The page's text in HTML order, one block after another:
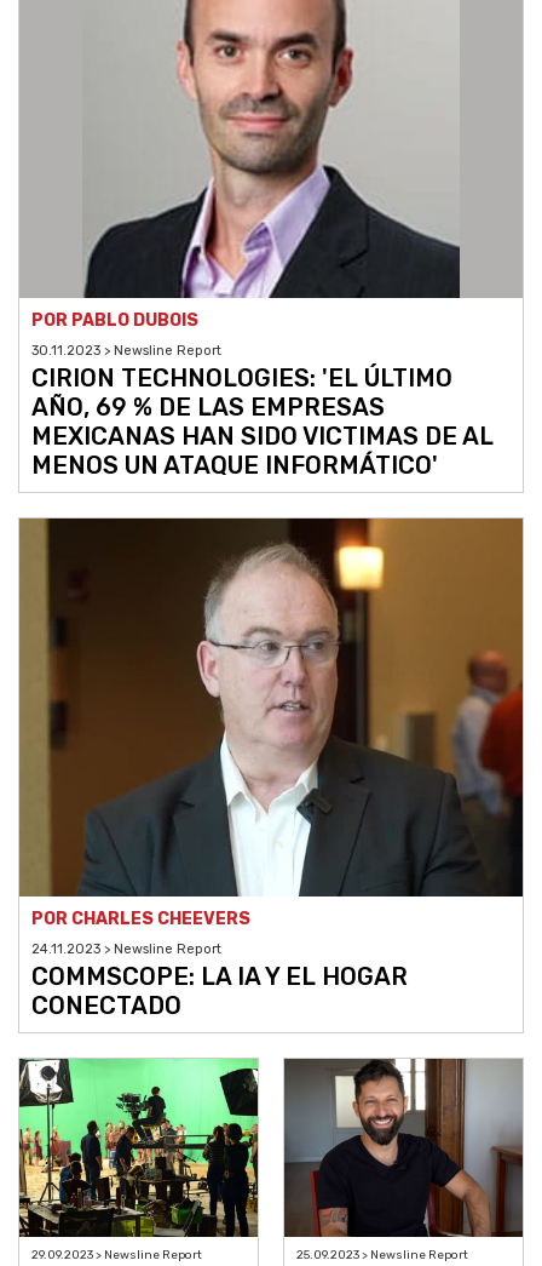
POR PABLO DUBOIS
30.11.2023 > Newsline Report
CIRION TECHNOLOGIES: 'EL ÚLTIMO
AÑO, 69 % DE LAS EMPRESAS
MEXICANAS HAN SIDO VICTIMAS DE AL
MENOS UN ATAQUE INFORMÁTICO'
POR CHARLES CHEEVERS
24.11.2023 > Newsline Report
COMMSCOPE: LA IA Y EL HOGAR
CONECTADO
29.09.2023 > Newsline Report 25.09.2023 > Newsline Report